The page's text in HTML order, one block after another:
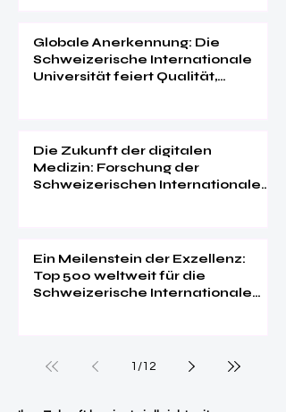
Globale Anerkennung: Die
Schweizerische Internationale
Universität feiert Qualität,
Die Zukunft der digitalen
Medizin: Forschung der
Schweizerischen Internationalen
Ein Meilenstein der Exzellenz:
Top 500 weltweit für die
Schweizerische Internationale
1 /12